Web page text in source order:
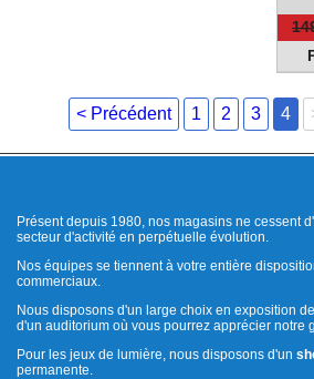
< Précédent 1 2 3 4
Présent depuis 1980, nos magasins ne cessent
secteur d'activité en perpétuelle évolution.
Nos équipes se tiennent à votre entière
commerciaux.
Nous disposons d'un large choix en exposition de
d'un auditorium où vous pourrez apprécier notre
Pour les jeux de lumière, nous disposons d'un
permanente.